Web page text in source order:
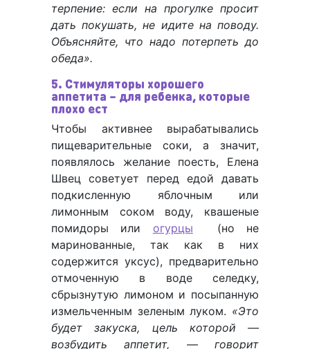
терпение: если на прогулке просит
дать покушать, не идите на поводу.
Объясняйте, что надо потерпеть до
обеда».
5. Стимуляторы хорошего
аппетита – для ребенка, которые
плохо ест
Чтобы активнее вырабатывались
пищеварительные соки, а значит,
появлялось желание поесть, Елена
Швец советует перед едой давать
подкисленную яблочным или
лимонным соком воду, квашеные
помидоры или огурцы (но не
маринованные, так как в них
содержится уксус), предварительно
отмоченную в воде селедку,
сбрызнутую лимоном и посыпанную
измельченным зеленым луком. «Это
будет закуска, цель которой —
возбудить аппетит, — говорит